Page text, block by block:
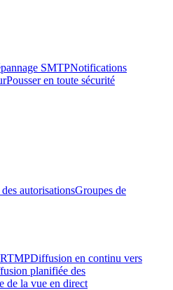
SMTPNotifications
Pousser en toute sécurité
autorisationsGroupes de
Diffusion en continu vers
planifiée des
de la vue en direct